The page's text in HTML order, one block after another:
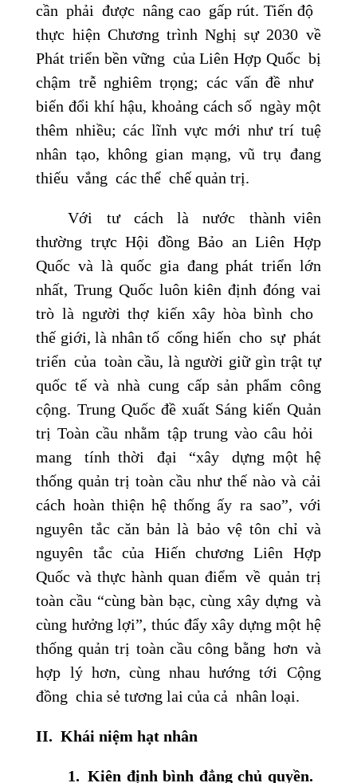
cần phải được nâng cao gấp rút. Tiến độ
thực hiện Chương trình Nghị sự 2030 về
Phát triển bền vững của Liên Hợp Quốc bị
chậm trễ nghiêm trọng; các vấn đề như
biến đổi khí hậu, khoảng cách số ngày một
thêm nhiều; các lĩnh vực mới như trí tuệ
nhân tạo, không gian mạng, vũ trụ đang
thiếu vắng các thể chế quản trị.
Với tư cách là nước thành viên
thường trực Hội đồng Bảo an Liên Hợp
Quốc và là quốc gia đang phát triển lớn
nhất, Trung Quốc luôn kiên định đóng vai
trò là người thợ kiến xây hòa bình cho
thế giới, là nhân tố cống hiến cho sự phát
triển của toàn cầu, là người giữ gìn trật tự
quốc tế và nhà cung cấp sản phẩm công
cộng. Trung Quốc đề xuất Sáng kiến Quản
trị Toàn cầu nhằm tập trung vào câu hỏi
mang tính thời đại “xây dựng một hệ
thống quản trị toàn cầu như thế nào và cải
cách hoàn thiện hệ thống ấy ra sao”, với
nguyên tắc căn bản là bảo vệ tôn chỉ và
nguyên tắc của Hiến chương Liên Hợp
Quốc và thực hành quan điểm về quản trị
toàn cầu “cùng bàn bạc, cùng xây dựng và
cùng hưởng lợi”, thúc đẩy xây dựng một hệ
thống quản trị toàn cầu công bằng hơn và
hợp lý hơn, cùng nhau hướng tới Cộng
đồng chia sẻ tương lai của cả nhân loại.
II.Khái niệm hạt nhân
1.Kiên địnhbình đẳng chủ quyền.